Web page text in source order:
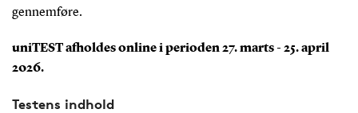
gennemføre.
uniTEST afholdes online i perioden 27. marts - 25. april
2026.
Testens indhold